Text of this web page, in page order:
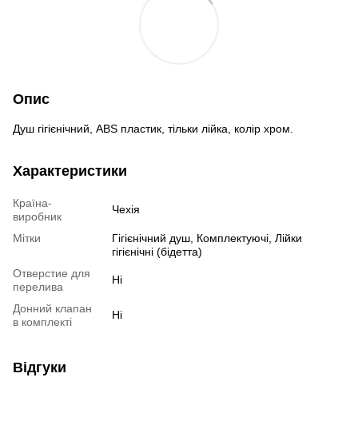
Опис
Душ гігієнічний, ABS пластик, тільки лійка, колір хром.
Характеристики
Країна-
виробник
Чехія
Мітки
Гігієнічний душ, Комплектуючі, Лійки
гігієнічні (бідетта)
Отверстие для
перелива
Ні
Донний клапан
в комплекті
Ні
Відгуки